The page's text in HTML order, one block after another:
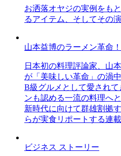
お洒落オヤジの実例をも
るアイテム、そしてその
山本益博のラーメン革命！
日本初の料理評論家、山
が「美味しい革命」の渦
B級グルメとして愛され
ンも認める一流の料理へ
新時代に向けて群雄割拠
らが実食リポートする連載
ビジネス ストーリー